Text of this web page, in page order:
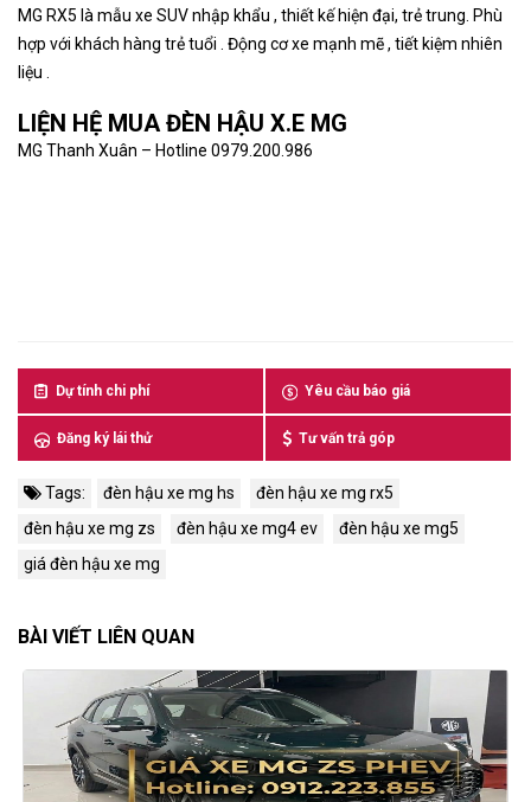
MG RX5 là mẫu xe SUV nhập khẩu , thiết kế hiện đại, trẻ trung. Phù
hợp với khách hàng trẻ tuổi . Động cơ xe mạnh mẽ , tiết kiệm nhiên
liệu .
LIỆN HỆ MUA ĐÈN HẬU X.E MG
MG Thanh Xuân – Hotline 0979.200.986
Dự tính chi phí Yêu cầu báo giá
Đăng ký lái thử Tư vấn trả góp
Tags: đèn hậu xe mg hs
đèn hậu xe mg rx5
đèn hậu xe mg zs
đèn hậu xe mg4 ev
đèn hậu xe mg5
giá đèn hậu xe mg
BÀI VIẾT LIÊN QUAN